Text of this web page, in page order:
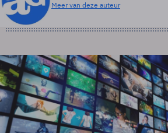
Meer van deze auteur